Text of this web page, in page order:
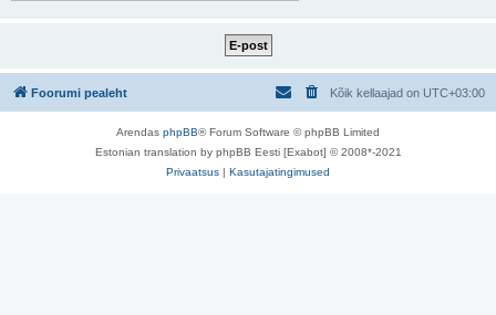
Foorumi pealeht Kõik kellaajad on UTC+03:00
Arendas phpBB® Forum Software © phpBB Limited
Estonian translation by phpBB Eesti [Exabot] © 2008*-2021
Privaatsus | Kasutajatingimused